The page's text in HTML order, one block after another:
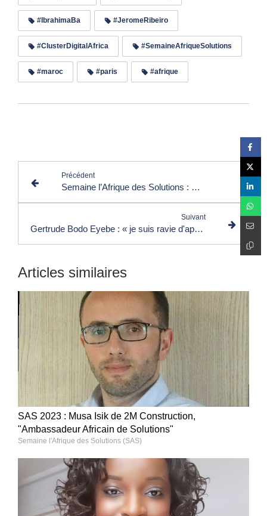
#IbrahimaBa #JeromeRibeiro
#ClusterDigitalAfrica #SemaineAfriqueSolutions
#maroc #paris #afrique
Précédent
Semaine l’Afrique des Solutions : Belkacem Boutayeb annonce son soutien et sa présence
Suivant
Gertrude Bodo Eyebe : « je suis ravie d'appartenir à la grande famille des Ambassadeurs Africains de Solutions »
Articles similaires
SAS 2023 : Musa Isik de 2M Construction,
"Ambassadeur Africain de Solutions"
Semaine l'Afrique des Solutions (SAS)